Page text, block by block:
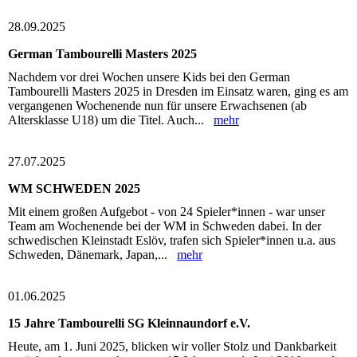
28.09.2025
German Tambourelli Masters 2025
Nachdem vor drei Wochen unsere Kids bei den German
Tambourelli Masters 2025 in Dresden im Einsatz waren, ging es am
vergangenen Wochenende nun für unsere Erwachsenen (ab
Altersklasse U18) um die Titel. Auch... mehr
27.07.2025
WM SCHWEDEN 2025
Mit einem großen Aufgebot - von 24 Spieler*innen - war unser
Team am Wochenende bei der WM in Schweden dabei. In der
schwedischen Kleinstadt Eslöv, trafen sich Spieler*innen u.a. aus
Schweden, Dänemark, Japan,... mehr
01.06.2025
15 Jahre Tambourelli SG Kleinnaundorf e.V.
Heute, am 1. Juni 2025, blicken wir voller Stolz und Dankbarkeit